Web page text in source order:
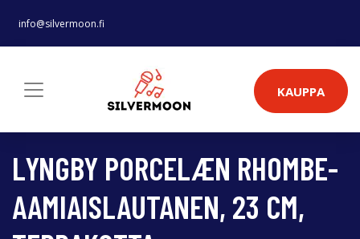
info@silvermoon.fi
KAUPPA
LYNGBY PORCELÆN RHOMBE-
AAMIAISLAUTANEN, 23 CM,